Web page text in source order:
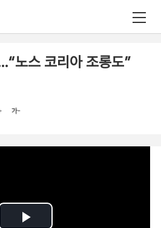
노스 코리아 조롱도”